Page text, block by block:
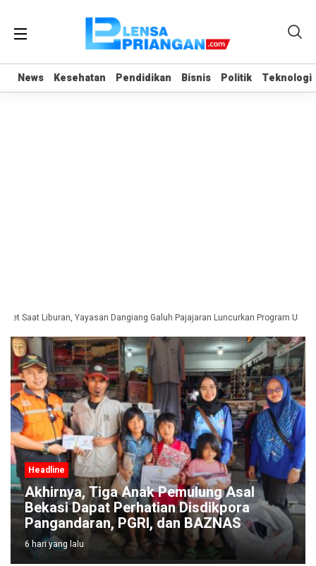
News Kesehatan Pendidikan Bisnis Politik Teknologi
News Kesehatan Pendidikan Bisnis Politik Teknologi
Saat Liburan, Yayasan Dangiang Galuh Pajajaran Luncurkan Program ULAS
Headline
Akhirnya, Tiga Anak Pemulung Asal
Bekasi Dapat Perhatian Disdikpora
Pangandaran, PGRI, dan BAZNAS
6 hari yang lalu